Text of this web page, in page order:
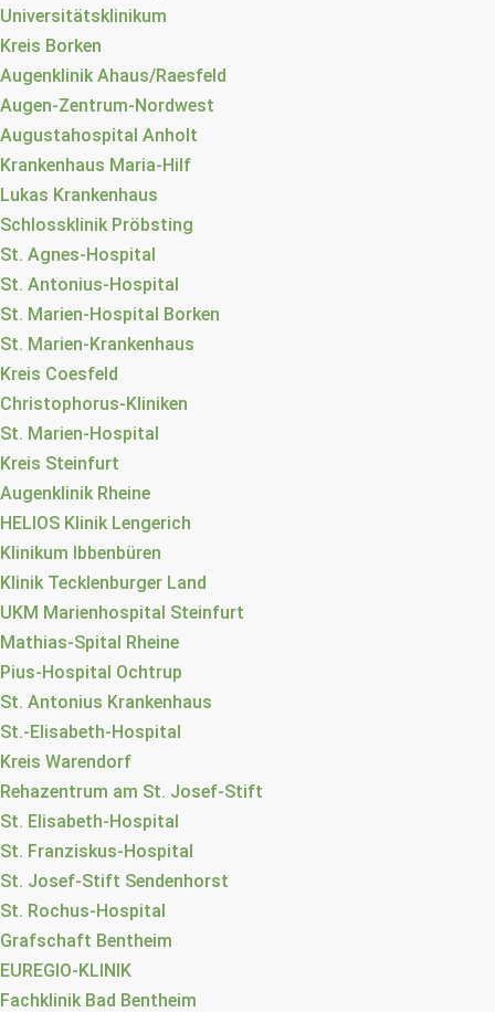
Universitätsklinikum
Kreis Borken
Augenklinik Ahaus/Raesfeld
Augen-Zentrum-Nordwest
Augustahospital Anholt
Krankenhaus Maria-Hilf
Lukas Krankenhaus
Schlossklinik Pröbsting
St. Agnes-Hospital
St. Antonius-Hospital
St. Marien-Hospital Borken
St. Marien-Krankenhaus
Kreis Coesfeld
Christophorus-Kliniken
St. Marien-Hospital
Kreis Steinfurt
Augenklinik Rheine
HELIOS Klinik Lengerich
Klinikum Ibbenbüren
Klinik Tecklenburger Land
UKM Marienhospital Steinfurt
Mathias-Spital Rheine
Pius-Hospital Ochtrup
St. Antonius Krankenhaus
St.-Elisabeth-Hospital
Kreis Warendorf
Rehazentrum am St. Josef-Stift
St. Elisabeth-Hospital
St. Franziskus-Hospital
St. Josef-Stift Sendenhorst
St. Rochus-Hospital
Grafschaft Bentheim
EUREGIO-KLINIK
Fachklinik Bad Bentheim